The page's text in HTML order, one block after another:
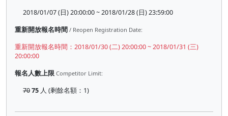
2018/01/07 (日) 20:00:00 ~ 2018/01/28 (日) 23:59:00
重新開放報名時間 / Reopen Registration Date:
重新開放報名時間：2018/01/30 (二) 20:00:00 ~ 2018/01/31 (三)
20:00:00
報名人數上限 Competitor Limit:
7075 人 (剩餘名額：1)